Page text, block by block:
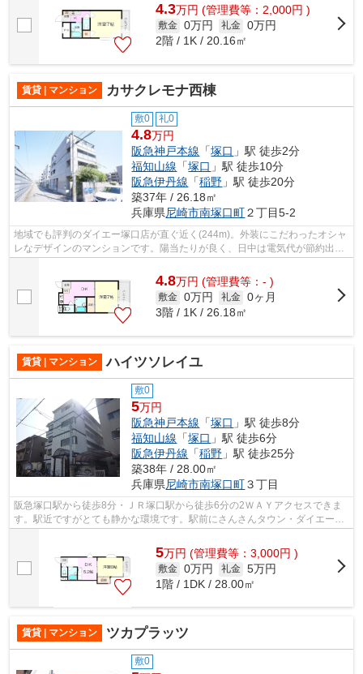
4.3万円 (管理費等：2,000円 )
敷金 0万円 礼金 0万円
2階 / 1K / 20.16㎡
賃貸 | マンション カサクレモナ西棟
敷0 礼0
4.8万円
阪急神戸本線 「塚口 」駅 徒歩2分
福知山線 「塚口 」駅 徒歩10分
阪急伊丹線 「稲野 」駅 徒歩20分
築37年 / 26.18㎡
兵庫県尼崎市南塚口町２丁目5-2
地域でも評判のダイエー塚口店が直ぐ近く(244m)。外装にこだわったオシャ
レなデザインのマンションです。陽当たりが良く、日中は電気代が節約出来
ますのでおすすめです。数多くの物件...
4.8万円 (管理費等：- )
敷金 0万円 礼金 0ヶ月
3階 / 1K / 26.18㎡
賃貸 | マンション ハイツソレイユ
敷0
5万円
阪急神戸本線 「塚口 」駅 徒歩8分
福知山線 「塚口 」駅 徒歩6分
阪急伊丹線 「稲野 」駅 徒歩25分
築38年 / 28.00㎡
兵庫県尼崎市南塚口町３丁目
阪急塚口駅から徒歩8分・ＪＲ塚口駅から徒歩6分の2ＷＡＹアクセスできま
す。駅近ですがとても静かな環境です。駅前にさんさんタウン・ダイエーが
5万円 (管理費等：3,000円 )
敷金 0万円 礼金 5万円
1階 / 1DK / 28.00㎡
賃貸 | マンション ツカプラッツ
敷0